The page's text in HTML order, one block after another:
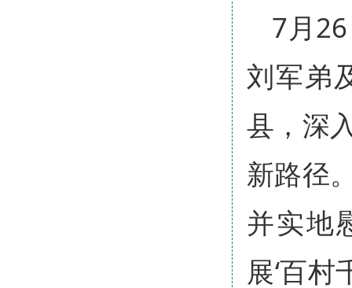
7月
刘军弟
县，深
新路径
并实地
展‘百